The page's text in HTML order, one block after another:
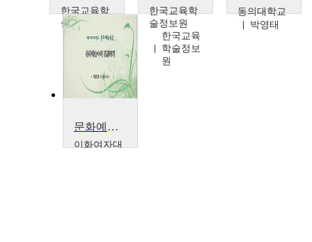
한국교육학
술정보원
노영희
(건국대
한국교육학
술정보원
한국교육
학술정보
원
동의대학교
박영태
문화예술 속의 건반악기
이화여자대